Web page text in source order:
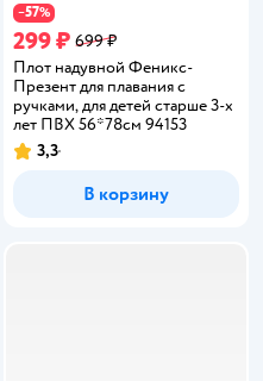
−57%
299 ₽ 699 ₽
Плот надувной Феникс-
Презент для плавания с
ручками, для детей старше 3-х
лет ПВХ 56*78см 94153
Рейтинг:
3,3
В корзину